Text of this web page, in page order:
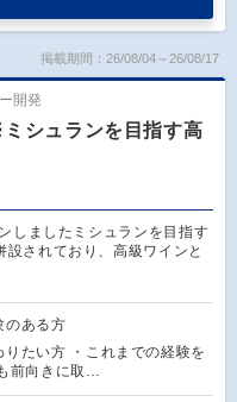
掲載期間：26/08/04～26/08/17
開発
シュランを目指す高
しましたミシュランを目指す
されており、高級ワインと
のある方
りたい方 ・これまでの経験を
前向きに取…